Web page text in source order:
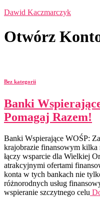
Dawid Kaczmarczyk
Otwórz
Bez kategorii
Banki
Pomagaj Razem!
Banki Wspierające WOŚP:
krajobrazie finansowym
łączy wsparcie dla Wielkiej
atrakcyjnymi ofertami
konta w tych bankach nie
różnorodnych usług
wspieranie szczytnego celu